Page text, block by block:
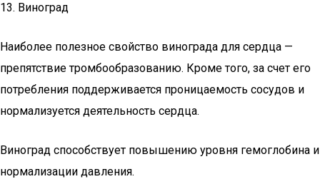
13. Виноград
Наиболее полезное свойство винограда для сердца —
препятствие тромбообразованию. Кроме того, за счет его
потребления поддерживается проницаемость сосудов и
нормализуется деятельность сердца.
Виноград способствует повышению уровня гемоглобина и
нормализации давления.